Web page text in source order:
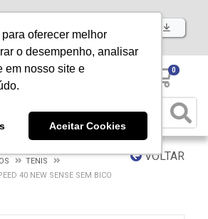
oferecer melhor
o desempenho, analisar
em nosso site e
Aceitar Cookies
Baixe já nosso APP
0
VOLTAR
TENIS
40 NEW SENSE SEM BICO